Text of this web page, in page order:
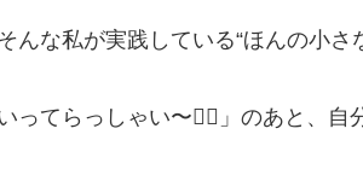
んな私が実践している“ほんの小さ
ってらっしゃい〜🙋‍♀️」のあと、自